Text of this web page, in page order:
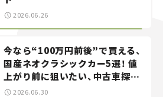
2026.06.26
今なら“100万円前後”で買える、
国産ネオクラシックカー5選！ 値
上がり前に狙いたい、中古車探し
をお手伝い――ちょっとイケてるマ
2026.06.30